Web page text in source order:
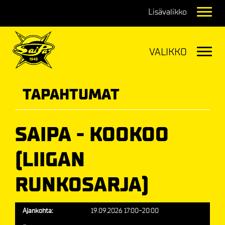
TAPAHTUMAT
SAIPA - KOOKOO
(LIIGAN
RUNKOSARJA)
Ajankohta:
19.09.2026 17:00-20:00